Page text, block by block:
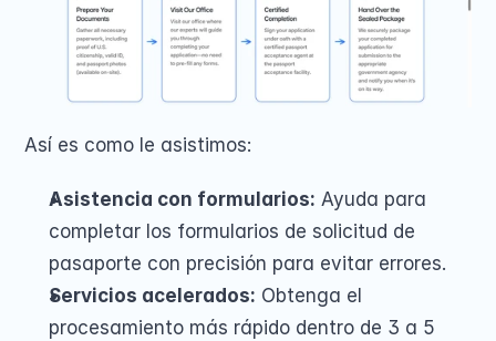
Así es como le asistimos:
Asistencia con formularios: Ayuda para
completar los formularios de solicitud de
pasaporte con precisión para evitar errores.
Servicios acelerados: Obtenga el
procesamiento más rápido dentro de 3 a 5